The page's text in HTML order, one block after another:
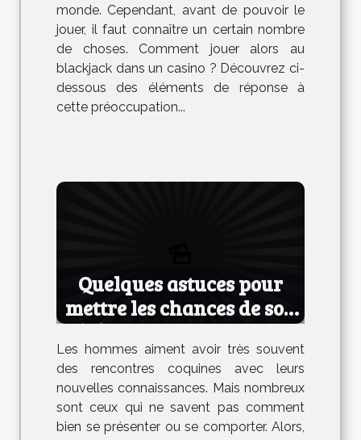
monde. Cependant, avant de pouvoir le
jouer, il faut connaître un certain nombre
de choses. Comment jouer alors au
blackjack dans un casino ? Découvrez ci-
dessous des éléments de réponse à
cette préoccupation...
Quelques astuces pour
mettre les chances de son
côté lors d’une rencontre
coquine
Les hommes aiment avoir très souvent
des rencontres coquines avec leurs
nouvelles connaissances. Mais nombreux
sont ceux qui ne savent pas comment
bien se présenter ou se comporter. Alors,